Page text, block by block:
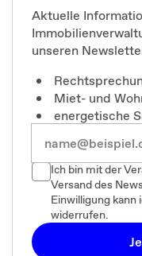
Aktuelle
unseren
Miet- und
energetische
Ich bin mit der
Versand des
Einwilligung
widerrufen.